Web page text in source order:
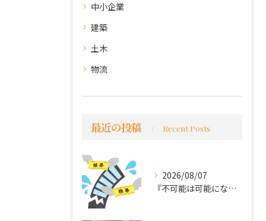
中小企業
建築
土木
物流
最近の投稿 Recent Posts
2026/08/07
『不可能は可能になる』